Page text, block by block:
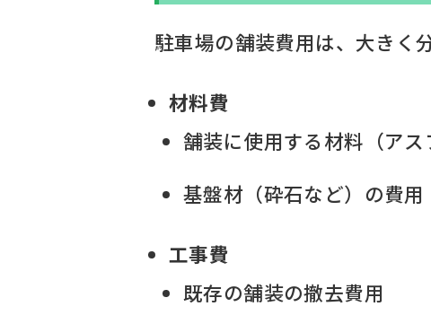
駐車場の舗装費用は、大きく
材料費
舗装に使用する材料（ア
基盤材（砕石など）の費用
工事費
既存の舗装の撤去費用